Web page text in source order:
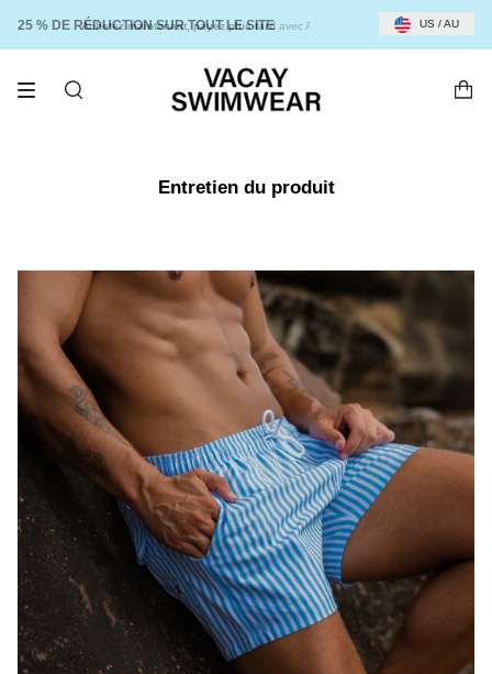
page
25 % DE RÉDUCTION SUR TOUT LE SITE
Achetez maintenant, payez plus tardavec Afterpay et Klarna US / AU
RECHERCHE
Entretien du produit